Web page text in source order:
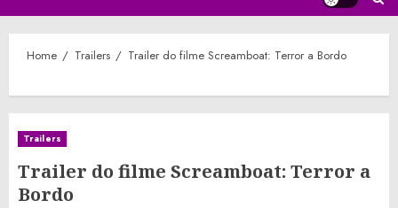
Home Trailers Trailer do filme Screamboat: Terror a Bordo
Trailers
Trailer do filme Screamboat: Terror a
Bordo